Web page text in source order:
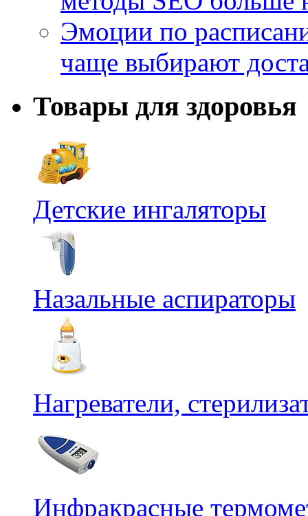
Эмоции по
чаще выбирают
Товары для здоровья
Детские ингаляторы
Назальные аспираторы
Нагреватели,
Инфракрасные